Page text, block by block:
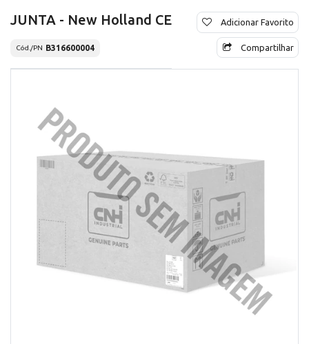
JUNTA - New Holland CE
Cód./PN B316600004
Adicionar Favorito
Compartilhar